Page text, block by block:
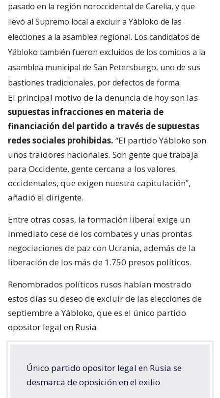
pasado en la región noroccidental de Carelia, y que
llevó al Supremo local a excluir a Yábloko de las
elecciones a la asamblea regional. Los candidatos de
Yábloko también fueron excluidos de los comicios a la
asamblea municipal de San Petersburgo, uno de sus
bastiones tradicionales, por defectos de forma.
El principal motivo de la denuncia de hoy son las
supuestas infracciones en materia de
financiación del partido a través de supuestas
redes sociales prohibidas. “El partido Yábloko son
unos traidores nacionales. Son gente que trabaja
para Occidente, gente cercana a los valores
occidentales, que exigen nuestra capitulación”,
añadió el dirigente.
Entre otras cosas, la formación liberal exige un
inmediato cese de los combates y unas prontas
negociaciones de paz con Ucrania, además de la
liberación de los más de 1.750 presos políticos.
Renombrados políticos rusos habían mostrado
estos días su deseo de excluir de las elecciones de
septiembre a Yábloko, que es el único partido
opositor legal en Rusia.
Único partido opositor legal en Rusia se
desmarca de oposición en el exilio